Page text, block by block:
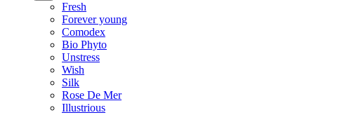
Fresh
Forever young
Comodex
Bio Phyto
Unstress
Wish
Silk
Rose De Mer
Illustrious